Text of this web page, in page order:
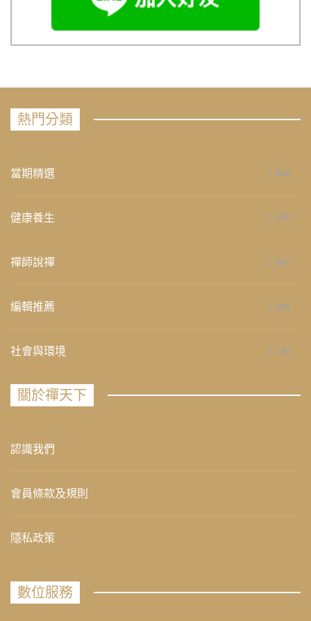
熱門分類
當期精選 658
健康養生 276
禪師說禪 267
編輯推薦 236
社會與環境 235
關於禪天下
認識我們
會員條款及規則
隱私政策
數位服務